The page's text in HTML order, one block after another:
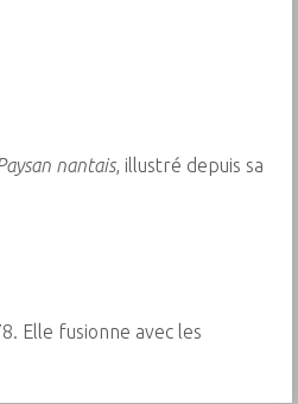
nantais, illustré depuis sa
Elle fusionne avec les